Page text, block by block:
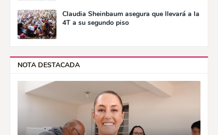
Claudia Sheinbaum asegura que llevará a la
4T a su segundo piso
NOTA DESTACADA